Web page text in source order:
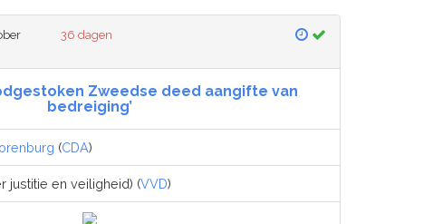
36 dagen
Zweedse deed aangifte van
bedreiging’
(CDA)
justitie en veiligheid) (VVD)